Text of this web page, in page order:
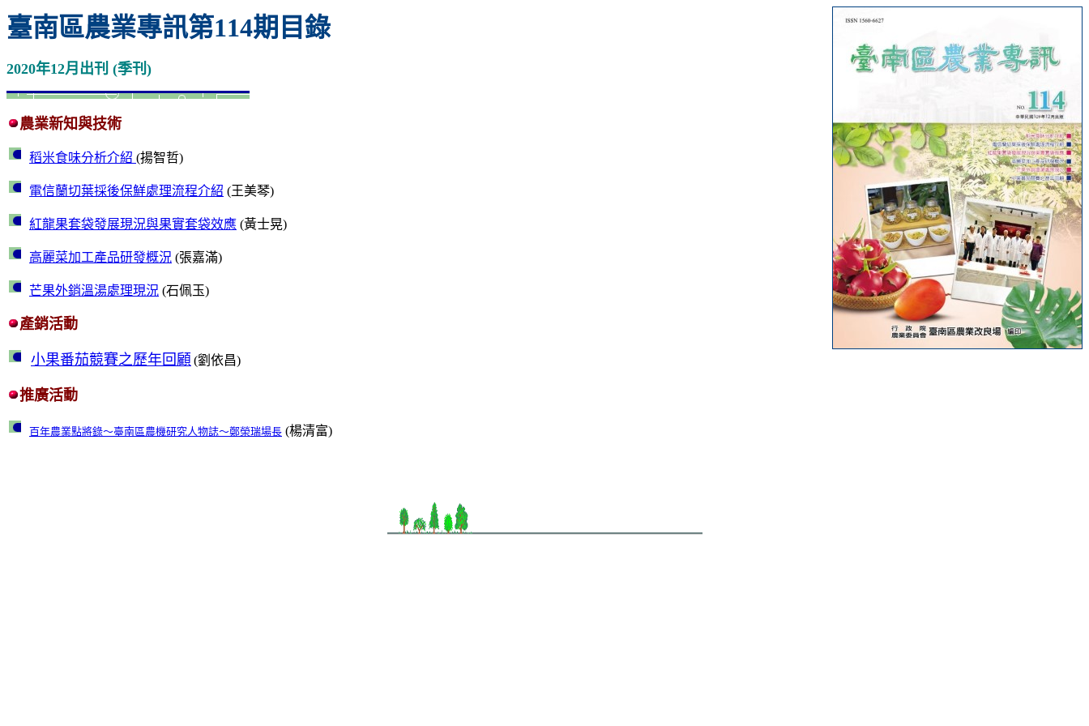
臺南區農業專訊第114期目錄
2020年12月出刊 (季刊)
農業新知與技術
稻米食味分析介紹 (揚智哲)
電信蘭切葉採後保鮮處理流程介紹 (王美琴)
紅龍果套袋發展現況與果實套袋效應 (黃士晃)
高麗菜加工產品研發概況 (張嘉滿)
芒果外銷溫湯處理現況 (石佩玉)
產銷活動
小果番茄競賽之歷年回顧 (劉依昌)
推廣活動
百年農業點將錄～臺南區農機研究人物誌～鄭榮瑞場長 (楊清富)